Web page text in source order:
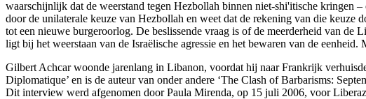
waarschijnlijk dat de weerstand tegen Hezbollah binnen niet-shi'itische kringen
door de unilaterale keuze van Hezbollah en weet dat de rekening van die
tot een nieuwe burgeroorlog. De beslissende vraag is of de meerderheid van
ligt bij het weerstaan van de Israëlische agressie en het bewaren van de
Gilbert Achcar woonde jarenlang in Libanon, voordat hij naar Frankrijk
Diplomatique’ en is de auteur van onder andere ‘The Clash of Barbarisms:
Dit interview werd afgenomen door Paula Mirenda, op 15 juli 2006, voor